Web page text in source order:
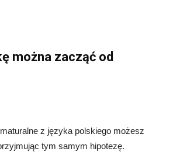
można zacząć od
z języka polskiego możesz
tym samym hipotezę.